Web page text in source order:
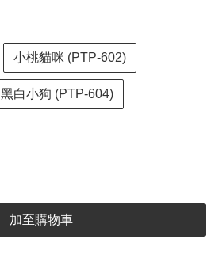
小桃貓咪 (PTP-602)
黑白小狗 (PTP-604)
加至購物車